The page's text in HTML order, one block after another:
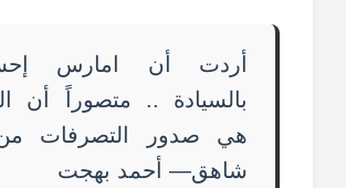
أردت أن امارس
بالسيادة .. متصوراً أن
هي صدور التصرفات
شاهق— أحمد بهجت